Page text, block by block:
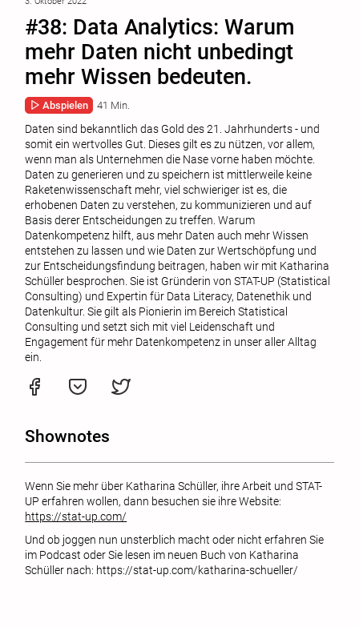
#38: Data Analytics: Warum
mehr Daten nicht unbedingt
mehr Wissen bedeuten.
Abspielen 41 Min.
Daten sind bekanntlich das Gold des 21. Jahrhunderts - und
somit ein wertvolles Gut. Dieses gilt es zu nützen, vor allem,
wenn man als Unternehmen die Nase vorne haben möchte.
Daten zu generieren und zu speichern ist mittlerweile keine
Raketenwissenschaft mehr, viel schwieriger ist es, die
erhobenen Daten zu verstehen, zu kommunizieren und auf
Basis derer Entscheidungen zu treffen. Warum
Datenkompetenz hilft, aus mehr Daten auch mehr Wissen
entstehen zu lassen und wie Daten zur Wertschöpfung und
zur Entscheidungsfindung beitragen, haben wir mit Katharina
Schüller besprochen. Sie ist Gründerin von STAT-UP (Statistical
Consulting) und Expertin für Data Literacy, Datenethik und
Datenkultur. Sie gilt als Pionierin im Bereich Statistical
Consulting und setzt sich mit viel Leidenschaft und
Engagement für mehr Datenkompetenz in unser aller Alltag
ein.
Shownotes
Wenn Sie mehr über Katharina Schüller, ihre Arbeit und STAT-
UP erfahren wollen, dann besuchen sie ihre Website:
https://stat-up.com/
Und ob joggen nun unsterblich macht oder nicht erfahren Sie
im Podcast oder Sie lesen im neuen Buch von Katharina
Schüller nach: https://stat-up.com/katharina-schueller/